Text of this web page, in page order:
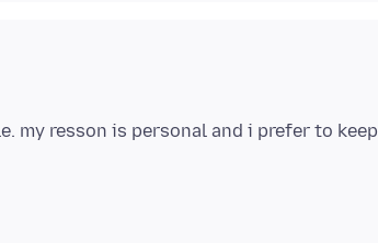
my resson is personal and i prefer to keep